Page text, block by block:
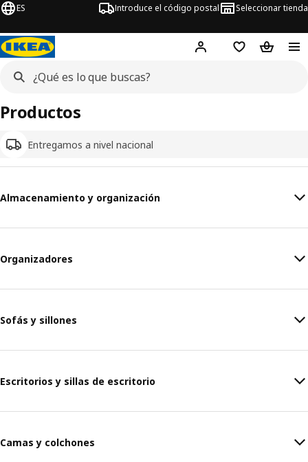
ES Introduce el código postal Seleccionar tienda
Hej! Inicia sesión o
Lista de la
Carrito
Entregamos a nivel nacional
Productos
Almacenamiento y organización
Organizadores
Sofás y sillones
Escritorios y sillas de escritorio
Camas y colchones